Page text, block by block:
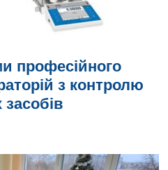
професійного
з контролю
засобів